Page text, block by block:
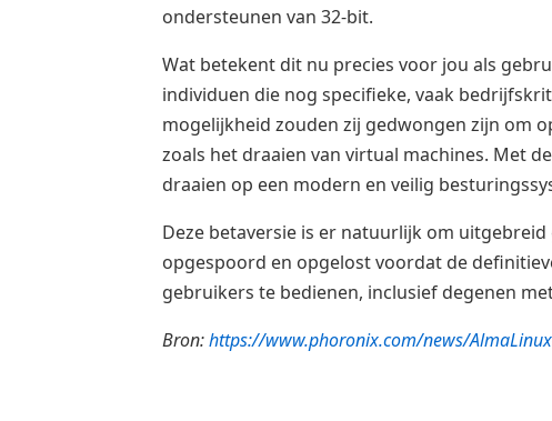
ondersteunen van 32-bit.
Wat betekent dit nu precies voor jou als
individuen die nog specifieke, vaak
mogelijkheid zouden zij gedwongen zijn om
zoals het draaien van virtual machines. Met
draaien op een modern en veilig
Deze betaversie is er natuurlijk om
opgespoord en opgelost voordat de
gebruikers te bedienen, inclusief degenen
Bron:https://www.phoronix.com/news/